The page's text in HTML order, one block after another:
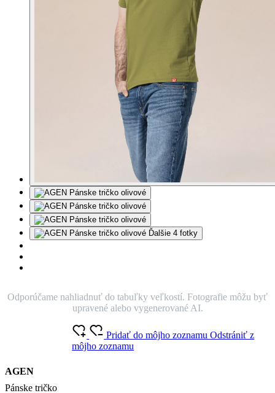
Ďalšie 4 fotky
Odporúčame nahliadnuť do tabuľky veľkostí. Fotografie môžu byť
upravené alebo vygenerované AI.
AGEN
Pánske tričko
Pridať do môjho zoznamuOdstrániť z
môjho zoznamu